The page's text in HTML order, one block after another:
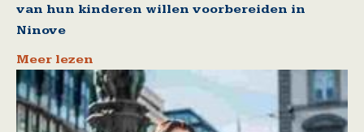
van hun kinderen willen voorbereiden in
Ninove
Meer lezen